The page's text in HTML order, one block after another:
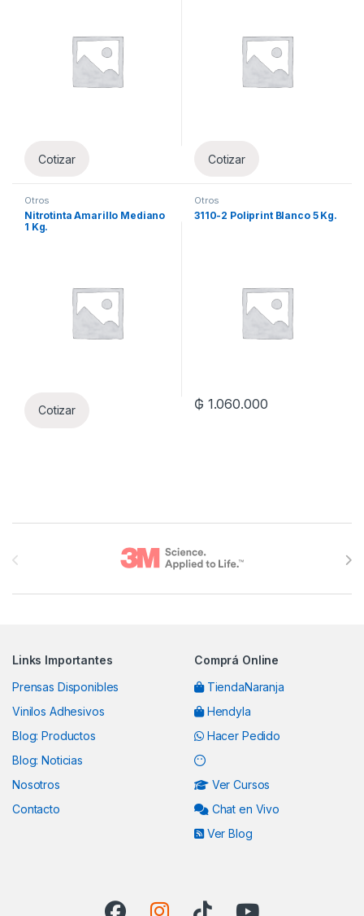
Cotizar Cotizar
Otros
Nitrotinta Amarillo Mediano
1 Kg.
Cotizar
Otros
3110-2 Poliprint Blanco 5 Kg.
₲ 1.060.000
Links Importantes
Prensas Disponibles
Vinilos Adhesivos
Blog: Productos
Blog: Noticias
Nosotros
Contacto
Comprá Online
TiendaNaranja
Hendyla
Hacer Pedido
Ver Cursos
Chat en Vivo
Ver Blog